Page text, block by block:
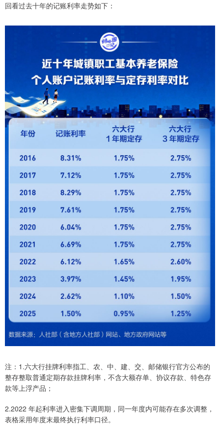
回看过去十年的记账利率走势如下：
注：1.六大行挂牌利率指工、农、中、建、交、邮储银行官方公布的
整存整取普通定期存款挂牌利率，不含大额存单、协议存款、特色存
款等上浮产品；
2.2022 年起利率进入密集下调周期，同一年度内可能存在多次调整，
表格采用年度末最终执行利率口径。